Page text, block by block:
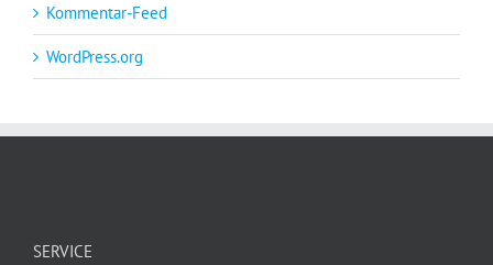
Kommentar-Feed
WordPress.org
SERVICE